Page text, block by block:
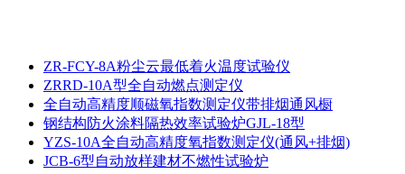
ZR-FCY-8A粉尘云最低着火温度试验仪
ZRRD-10A型全自动燃点测定仪
全自动高精度顺磁氧指数测定仪带排烟通风橱
钢结构防火涂料隔热效率试验炉GJL-18型
YZS-10A全自动高精度氧指数测定仪(通风+排烟)
JCB-6型自动放样建材不燃性试验炉